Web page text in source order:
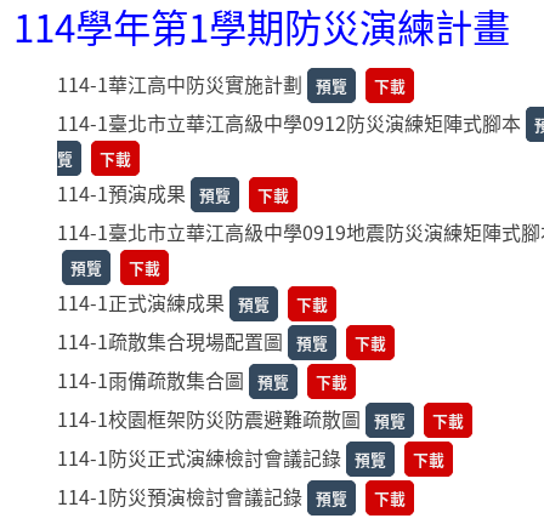
114學年第1學期防災演練計畫
114-1華江高中防災實施計劃 預覽 下載
114-1臺北市立華江高級中學0912防災演練矩陣式腳本
覽
下載
114-1預演成果 預覽 下載
114-1臺北市立華江高級中學0919地震防災演練矩陣式
預覽 下載
114-1正式演練成果 預覽 下載
114-1疏散集合現場配置圖 預覽 下載
114-1雨備疏散集合圖 預覽 下載
114-1校園框架防災防震避難疏散圖 預覽 下載
114-1防災正式演練檢討會議記錄 預覽 下載
114-1防災預演檢討會議記錄 預覽 下載